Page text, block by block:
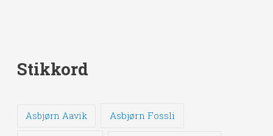
Stikkord
Asbjørn Aavik Asbjørn Fossli